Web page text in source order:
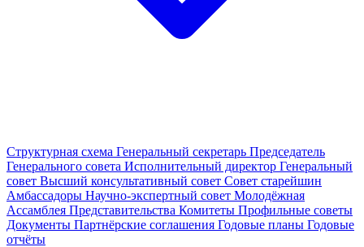
Структурная схема Генеральный секретарь Председатель
Генерального совета Исполнительный директор Генеральный
совет Высший консультативный совет Совет старейшин
Амбассадоры Научно-экспертный совет Молодёжная
Ассамблея Представительства Комитеты Профильные советы
Документы Партнёрские соглашения Годовые планы Годовые
отчёты